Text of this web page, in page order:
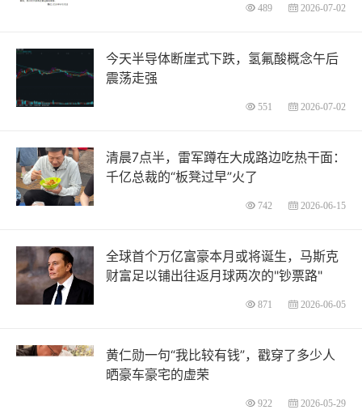
489 2026-07-02
今天半导体断崖式下跌，氢氟酸概念午后
震荡走强
551 2026-07-02
清晨7点半，雷军蹲在大成路边吃热干面：
千亿总裁的“板凳过早”火了
742 2026-06-15
全球首个万亿富豪本月或将诞生，马斯克
财富足以铺出往返月球两次的"钞票路"
871 2026-06-05
黄仁勋一句“我比较有钱”，戳穿了多少人
晒豪车豪宅的虚荣
922 2026-05-29